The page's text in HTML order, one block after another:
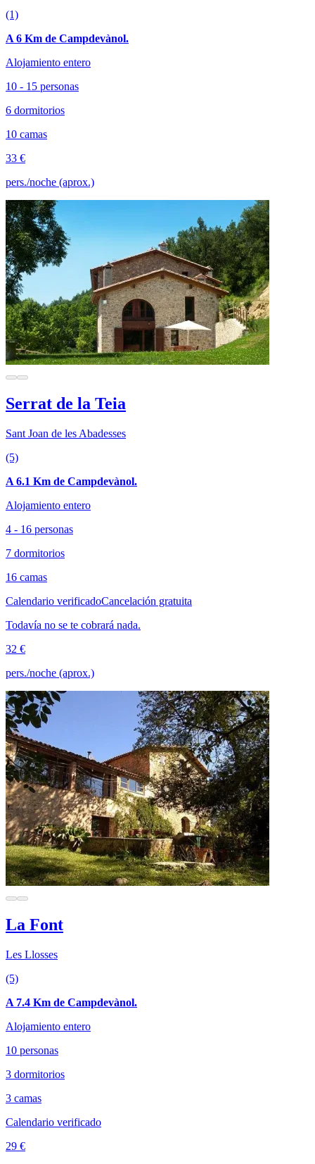
(1)
A 6 Km de Campdevànol.
Alojamiento entero
10 - 15 personas
6 dormitorios
10 camas
33 €
pers./noche (aprox.)
Serrat de la Teia
Sant Joan de les Abadesses
(5)
A 6.1 Km de Campdevànol.
Alojamiento entero
4 - 16 personas
7 dormitorios
16 camas
Calendario verificadoCancelación gratuita
Todavía no se te cobrará nada.
32 €
pers./noche (aprox.)
La Font
Les Llosses
(5)
A 7.4 Km de Campdevànol.
Alojamiento entero
10 personas
3 dormitorios
3 camas
Calendario verificado
29 €